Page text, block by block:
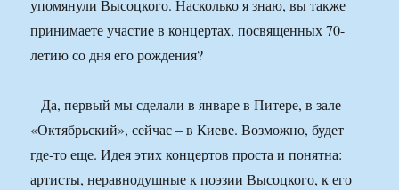
упомянули Высоцкого. Насколько я знаю, вы также
принимаете участие в концертах, посвященных 70-
летию со дня его рождения?
– Да, первый мы сделали в январе в Питере, в зале
«Октябрьский», сейчас – в Киеве. Возможно, будет
где-то еще. Идея этих концертов проста и понятна:
артисты, неравнодушные к поэзии Высоцкого, к его